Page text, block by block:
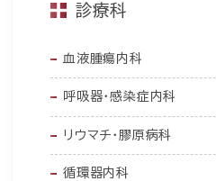
診療科
血液腫瘍内科
呼吸器・感染症内科
リウマチ・膠原病科
循環器内科